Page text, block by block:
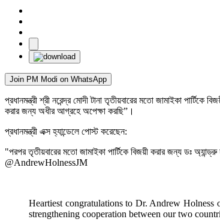
Join PM Modi on WhatsApp
প্রধানমন্ত্রী শ্রী নরেন্দ্র মোদী টানা তৃতীয়বারের মতো জামাইকা
করার জন্য অধীর আগ্রহে অপেক্ষা করছি”।
প্রধানমন্ত্রী এক্স হ্যান্ডেলে পোস্ট করেছেন:
"পরপর তৃতীয়বারের মতো জামাইকা পার্টিকে বিজয়ী করার জন্য ডঃ
@AndrewHolnessJM
Heartiest congratulations to Dr. Andrew
strengthening cooperation between our two